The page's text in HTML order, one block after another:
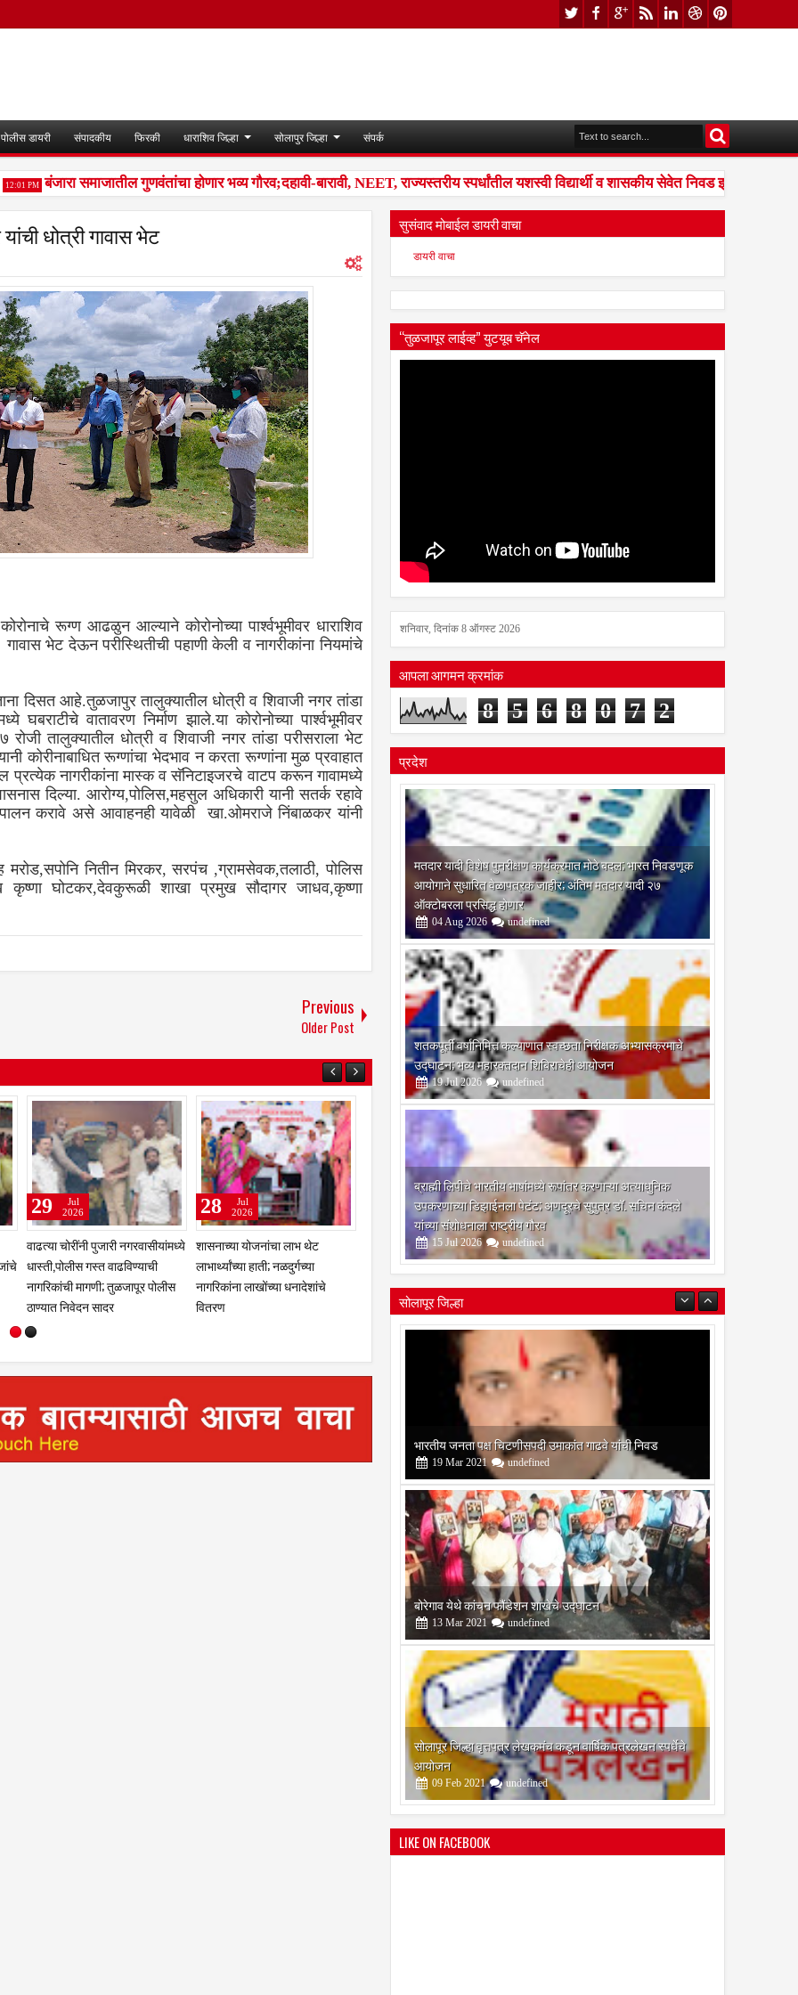
पोलीस डायरी संपादकीय फिरकी धाराशिव जिल्हा सोलापुर जिल्हा संपर्क
PM बंजारा समाजातील गुणवंतांचा होणार भव्य गौरव;दहावी-बारावी, NEET, राज्यस्तरीय स्पर्धांतील यशस्वी विद्यार्थी व शासकीय सेवेत निवड झालेल्यांना
धोत्री गावास भेट
रूग्ण आढळुन आल्याने कोरोनोच्या पार्श्वभूमीवर धाराशिव
भेट देऊन परीस्थितीची पहाणी केली व नागरीकांना नियमांचे
दिसत आहे.तुळजापुर तालुक्यातील धोत्री व शिवाजी नगर तांडा
वातावरण निर्माण झाले.या कोरोनोच्या पार्श्वभूमीवर
रोजी तालुक्यातील धोत्री व शिवाजी नगर तांडा परीसराला भेट
कोरीनाबाधित रूग्णांचा भेदभाव न करता रूग्णांना मुळ प्रवाहात
नागरीकांना मास्क व सॅनिटाइजरचे वाटप करून गावामध्ये
दिल्या. आरोग्य,पोलिस,महसुल अधिकारी यानी सतर्क रहावे
पालन करावे असे आवाहनही यावेळी खा.ओमराजे निंबाळकर यांनी
नितीन मिरकर, सरपंच ,ग्रामसेवक,तलाठी, पोलिस
कृष्णा घोटकर,देवकुरूळी शाखा प्रमुख सौदागर जाधव,कृष्णा
Previous
Older Post
तेलंगणा
सावरगाव येथे स्वप्नील मुळे यांचा
वाढदिवस साजरा
13
Aug
2020
तामलवाडी व परिसरात रक्षाबंधन
साधेपणाने साजरा
04
Aug
2020
सुसंवाद मोबाईल डायरी वाचा
डायरी वाचा
“तुळजापूर लाईव्ह” युटयूब चॅनेल
शनिवार, दिनांक 8 ऑगस्ट 2026
आपला आगमन क्रमांक
8 5 6 8 0 7 2
प्रदेश
मतदार यादी विशेष पुनरीक्षण कार्यक्रमात मोठे बदल; भारत निवडणूक
आयोगाने सुधारित वेळापत्रक जाहीर; अंतिम मतदार यादी २७
ऑक्टोबरला प्रसिद्ध होणार
04 Aug 2026 undefined
शतकपूर्ती वर्षानिमित्त कल्याणात स्वच्छता निरीक्षक अभ्यासक्रमाचे
उद्घाटन; भव्य महारक्तदान शिबिराचेही आयोजन
19 Jul 2026 undefined
ब्राह्मी लिपीचे भारतीय भाषांमध्ये रूपांतर करणाऱ्या अत्याधुनिक
उपकरणाच्या डिझाईनला पेटंट; अणदूरचे सुपुत्र डॉ. सचिन कंदले
यांच्या संशोधनाला राष्ट्रीय गौरव
15 Jul 2026 undefined
सोलापूर जिल्हा
बोरेगाव येथे कांचन फौंडेशन शाखेचे उद्घाटन
13 Mar 2021 undefined
सोलापूर जिल्हा वृत्तपत्र लेखकमंच कडून वार्षिक पत्रलेखन स्पर्धेचे
आयोजन
09 Feb 2021 undefined
श्री मल्लिकार्जुन प्रशालेकडून उमाकांत गाढवे यांचा सत्कार
25 Mar 2021 undefined
LIKE ON FACEBOOK